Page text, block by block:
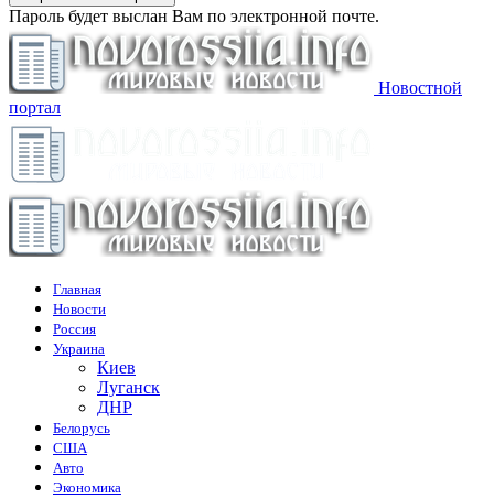
Пароль будет выслан Вам по электронной почте.
Новостной
портал
Главная
Новости
Россия
Украина
Киев
Луганск
ДНР
Белорусь
США
Авто
Экономика